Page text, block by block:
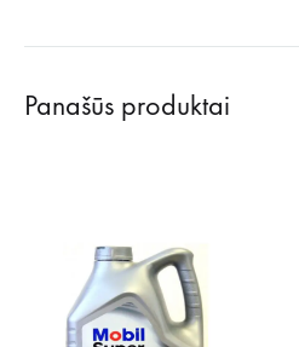
Panašūs produktai